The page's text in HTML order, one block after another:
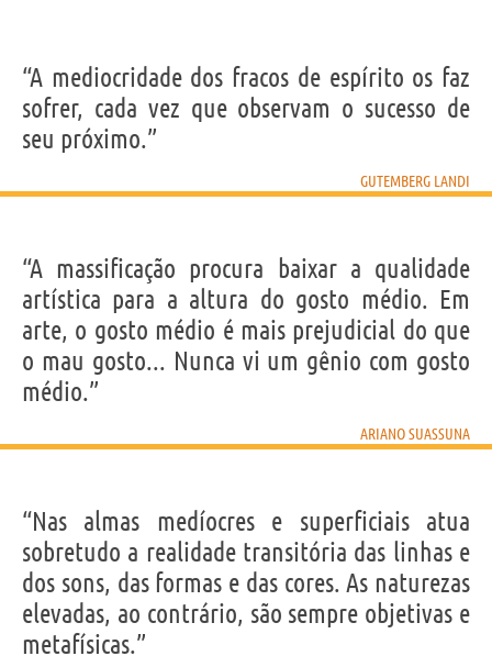
“A mediocridade dos fracos de espírito os faz
sofrer, cada vez que observam o sucesso de
seu próximo.”
GUTEMBERG LANDI
“A massificação procura baixar a qualidade
artística para a altura do gosto médio. Em
arte, o gosto médio é mais prejudicial do que
o mau gosto... Nunca vi um gênio com gosto
médio.”
ARIANO SUASSUNA
“Nas almas medíocres e superficiais atua
sobretudo a realidade transitória das linhas e
dos sons, das formas e das cores. As naturezas
elevadas, ao contrário, são sempre objetivas e
metafísicas.”